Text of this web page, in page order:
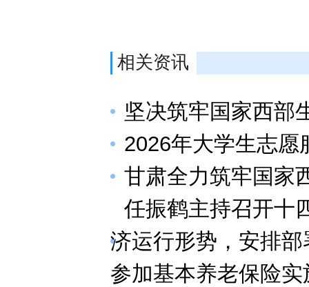
相关资讯
坚决筑牢国家西部
2026年大学生志愿
甘肃全力筑牢国家
任振鹤主持召开十
济运行形势，安排部
参加基本养老保险